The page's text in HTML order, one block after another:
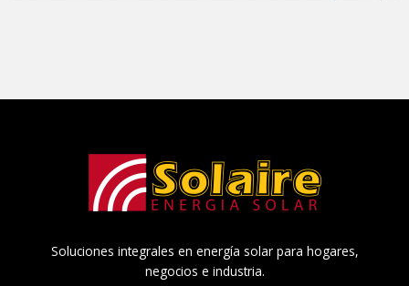
Soluciones integrales en energía solar para hogares,
negocios e industria.